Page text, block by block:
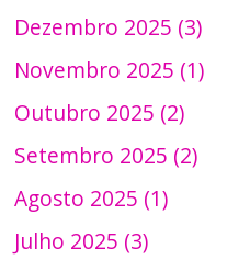
Dezembro 2025 (3)
Novembro 2025 (1)
Outubro 2025 (2)
Setembro 2025 (2)
Agosto 2025 (1)
Julho 2025 (3)